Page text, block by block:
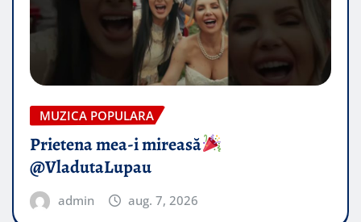
MUZICA POPULARA
Prietena mea-i mireasă​
@VladutaLupau
admin aug. 7, 2026